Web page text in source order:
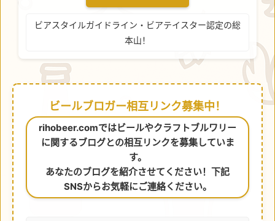
ビアスタイルガイドライン・ビアテイスター認定の総
本山！
ビールブロガー相互リンク募集中！
rihobeer.comではビールやクラフトブルワリー
に関するブログとの相互リンクを募集していま
す。
あなたのブログを紹介させてください！下記
SNSからお気軽にご連絡ください。